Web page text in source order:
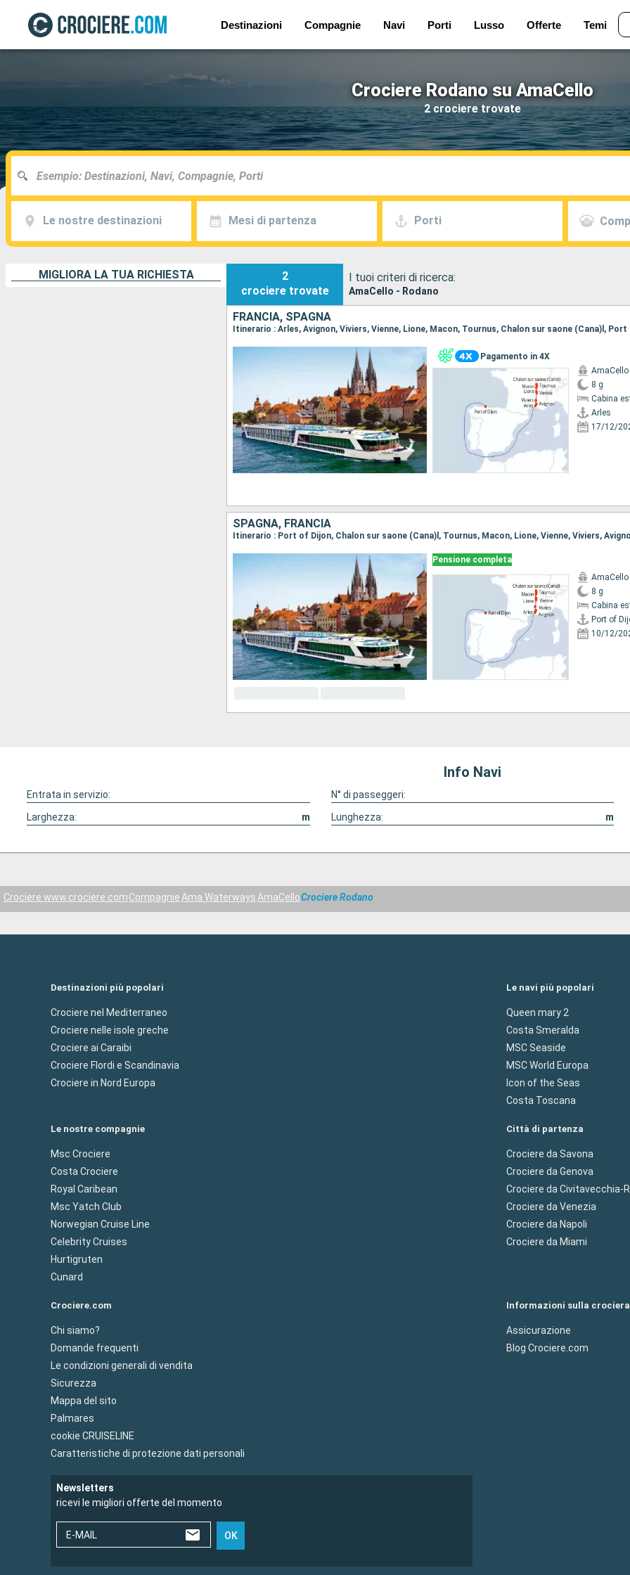
Destinazioni Compagnie Navi Porti Lusso Offerte Temi
Crociere Rodano su AmaCello
2 crociere trovate
Le nostre destinazioni Mesi di partenza Porti
MIGLIORA LA TUA RICHIESTA
2
crociere trovate
I tuoi criteri di ricerca:
AmaCello - Rodano
FRANCIA, SPAGNA
Itinerario : Arles, Avignon, Viviers, Vienne, Lione, Macon, Tournus, Chalon sur saone (Cana)l,
Pagamento in 4X
AmaCello
8 g
Cabina
Arles
17/12/
SPAGNA, FRANCIA
Itinerario : Port of Dijon, Chalon sur saone (Cana)l, Tournus, Macon, Lione, Vienne, Viviers,
Pensione completa
AmaCello
8 g
Cabina
Port of
10/12/
Info Navi
Entrata in servizio: N° di passeggeri:
Larghezza:
m Lunghezza: m
Crociere www.crociere.comCompagnieAma WaterwaysAmaCelloCrociere Rodano
Destinazioni più popolari
Crociere nel Mediterraneo
Crociere nelle isole greche
Crociere ai Caraibi
Crociere Flordi e Scandinavia
Crociere in Nord Europa
Le navi più popolari
Queen mary 2
Costa Smeralda
MSC Seaside
MSC World Europa
Icon of the Seas
Costa Toscana
Le nostre compagnie
Msc Crociere
Costa Crociere
Royal Caribean
Msc Yatch Club
Norwegian Cruise Line
Celebrity Cruises
Hurtigruten
Cunard
Città di partenza
Crociere da Savona
Crociere da Genova
Crociere da Civitavecchia-
Crociere da Venezia
Crociere da Napoli
Crociere da Miami
Crociere.com
Chi siamo?
Domande frequenti
Le condizioni generali di vendita
Sicurezza
Mappa del sito
Palmares
cookie CRUISELINE
Caratteristiche di protezione dati personali
Informazioni sulla crociera
Assicurazione
Blog Crociere.com
Newsletters
ricevi le migliori offerte del momento
E-MAIL OK